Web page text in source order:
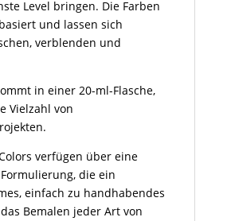
Level bringen. Die Farben
und lassen sich
verblenden und
in einer 20-ml-Flasche,
Vielzahl von
verfügen über eine
die ein
einfach zu handhabendes
Bemalen jeder Art von